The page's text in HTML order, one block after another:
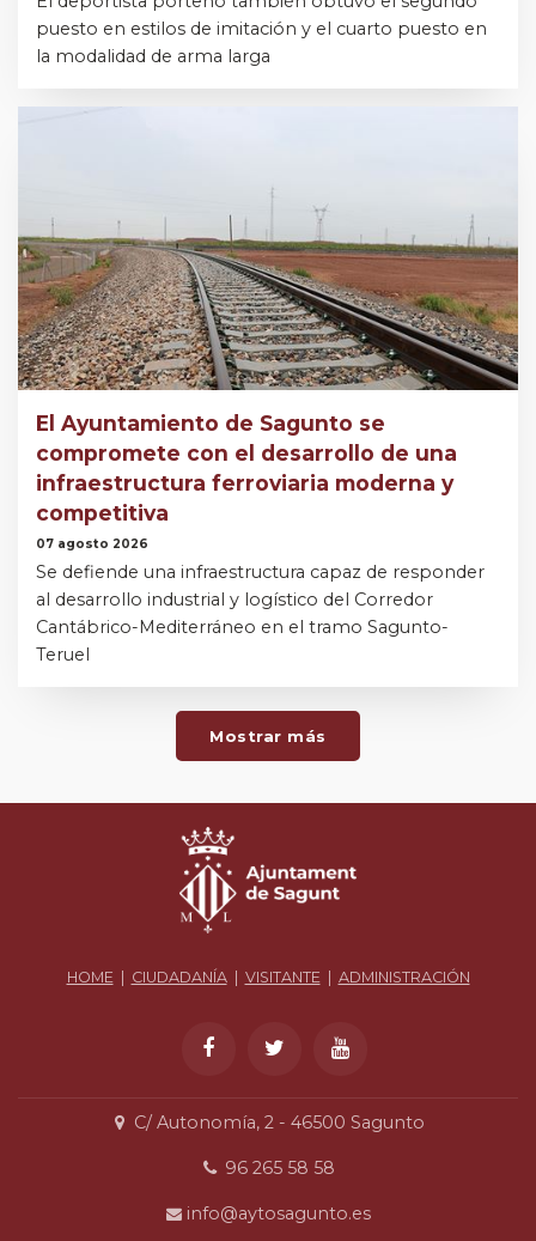
puesto en estilos de imitación y el cuarto puesto en
la modalidad de arma larga
El Ayuntamiento de Sagunto se
compromete con el desarrollo de una
infraestructura ferroviaria moderna y
competitiva
07 agosto 2026
Se defiende una infraestructura capaz de responder
al desarrollo industrial y logístico del Corredor
Cantábrico-Mediterráneo en el tramo Sagunto-
Teruel
Mostrar más
HOME CIUDADANÍA| VISITANTE ADMINISTRACIÓN
C/ Autonomía, 2 - 46500 Sagunto
96 265 58 58
info@aytosagunto.es